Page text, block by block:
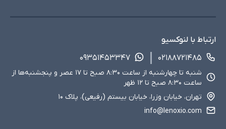
ارتباط با لنوکسیو
۰۲۱۸۸۷۲۱۴۸۵
۰۹۳۵۱۴۵۳۳۴۷
شنبه تا چهارشنبه از ساعت ۸:۳۰ صبح تا ۱۷ عصر و پنجشنبه‌ها از
ساعت ۸:۳۰ صبح تا ۱۲ ظهر
تهران، خیابان وزرا، خیابان بیستم (رفیعی)، پلاک ۱۰
info@lenoxio.com